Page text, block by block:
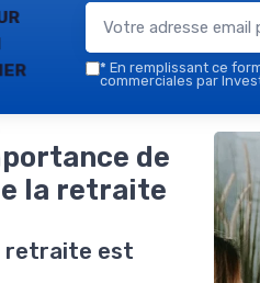
* En remplissant ce
commerciales par
de
la retraite
retraite est